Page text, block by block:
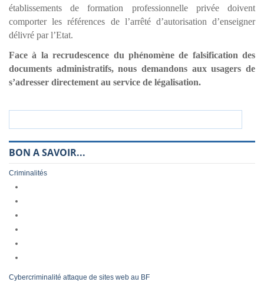
établissements de formation professionnelle privée doivent
comporter les références de l’arrêté d’autorisation d’enseigner
délivré par l’Etat.
Face à la recrudescence du phénomène de falsification des
documents administratifs, nous demandons aux usagers de
s’adresser directement au service de légalisation.
BON A SAVOIR...
Criminalités
Cybercriminalité attaque de sites web au BF